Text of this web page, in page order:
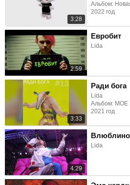
3:28
Альбом:
2022 год
2:59
Евробит
Lida
3:33
Ради бога
Lida
Альбом:
2021 год
4:29
Влюблино
Lida